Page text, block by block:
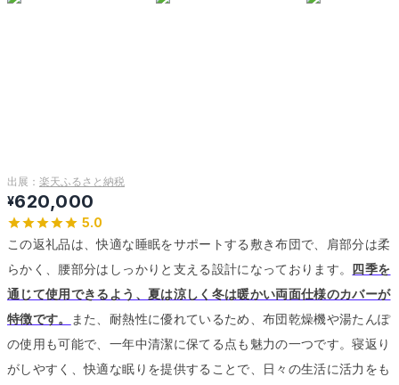
出展： 楽天ふるさと納税
¥620,000
5.0
この返礼品は、快適な睡眠をサポートする敷き布団で、肩部分は柔
らかく、腰部分はしっかりと支える設計になっております。 四季を
通じて使用できるよう、夏は涼しく冬は暖かい両面仕様のカバーが
特徴です。
また、耐熱性に優れているため、布団乾燥機や湯たんぽ
の使用も可能で、一年中清潔に保てる点も魅力の一つです。寝返り
がしやすく、快適な眠りを提供することで、日々の生活に活力をも